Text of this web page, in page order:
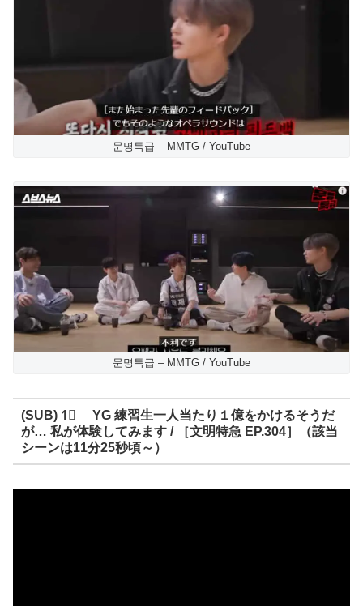
문명특급 – MMTG / YouTube
문명특급 – MMTG / YouTube
(SUB) 1⃣ YG 練習生一人当たり１億をかけるそうだ
が… 私が体験してみます / ［文明特急 EP.304］（該当
シーンは11分25秒頃～）